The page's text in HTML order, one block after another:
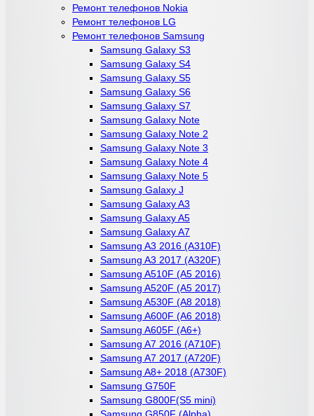
Ремонт телефонов Nokia
Ремонт телефонов LG
Ремонт телефонов Samsung
Samsung Galaxy S3
Samsung Galaxy S4
Samsung Galaxy S5
Samsung Galaxy S6
Samsung Galaxy S7
Samsung Galaxy Note
Samsung Galaxy Note 2
Samsung Galaxy Note 3
Samsung Galaxy Note 4
Samsung Galaxy Note 5
Samsung Galaxy J
Samsung Galaxy A3
Samsung Galaxy A5
Samsung Galaxy A7
Samsung A3 2016 (A310F)
Samsung A3 2017 (A320F)
Samsung A510F (A5 2016)
Samsung A520F (A5 2017)
Samsung A530F (A8 2018)
Samsung A600F (A6 2018)
Samsung A605F (A6+)
Samsung A7 2016 (A710F)
Samsung A7 2017 (A720F)
Samsung A8+ 2018 (A730F)
Samsung G750F
Samsung G800F(S5 mini)
Samsung G850F (Alpha)